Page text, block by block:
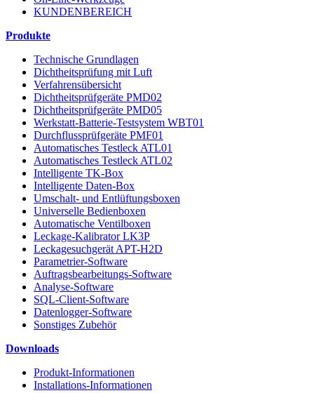
KUNDENBEREICH
Produkte
Technische Grundlagen
Dichtheitsprüfung mit Luft
Verfahrensübersicht
Dichtheitsprüfgeräte PMD02
Dichtheitsprüfgeräte PMD05
Werkstatt-Batterie-Testsystem WBT01
Durchflussprüfgeräte PMF01
Automatisches Testleck ATL01
Automatisches Testleck ATL02
Intelligente TK-Box
Intelligente Daten-Box
Umschalt- und Entlüftungsboxen
Universelle Bedienboxen
Automatische Ventilboxen
Leckage-Kalibrator LK3P
Leckagesuchgerät APT-H2D
Parametrier-Software
Auftragsbearbeitungs-Software
Analyse-Software
SQL-Client-Software
Datenlogger-Software
Sonstiges Zubehör
Downloads
Produkt-Informationen
Installations-Informationen